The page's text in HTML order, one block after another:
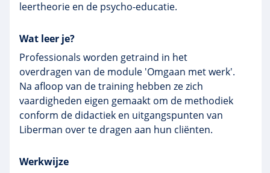
leertheorie en de psycho-educatie.
Wat leer je?
Professionals worden getraind in het
overdragen van de module 'Omgaan met werk'.
Na afloop van de training hebben ze zich
vaardigheden eigen gemaakt om de methodiek
conform de didactiek en uitgangspunten van
Liberman over te dragen aan hun cliënten.
Werkwijze